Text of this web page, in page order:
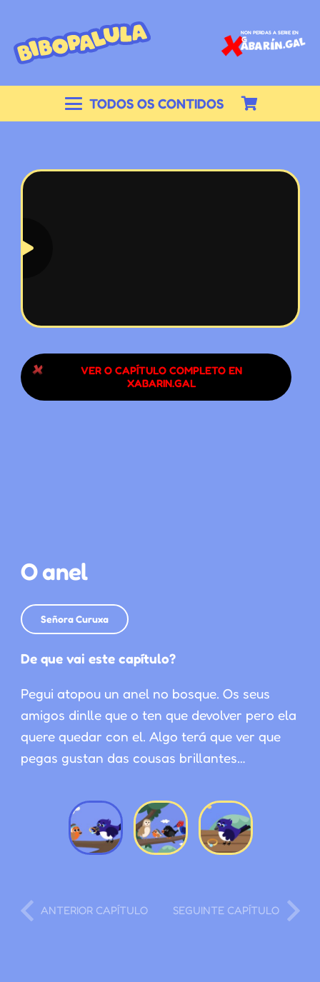
NON PERDAS A SERIE EN
TODOS OS CONTIDOS
VER O CAPÍTULO COMPLETO EN
XABARIN.GAL
O anel
Señora Curuxa
De que vai este capítulo?
Pegui atopou un anel no bosque. Os seus
amigos dinlle que o ten que devolver pero ela
quere quedar con el. Algo terá que ver que
pegas gustan das cousas brillantes…
ANTERIOR CAPÍTULO SEGUINTE CAPÍTULO